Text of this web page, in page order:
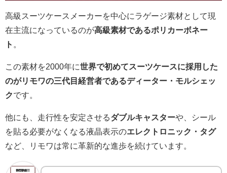
高級スーツケースメーカーを中心にラゲージ素材として現
在主流になっているのが高級素材であるポリカーボネー
ト
この素材を2000年に世界で初めてスーツケースに採用した
のがリモワの三代目経営者であるディーター・モルシェッ
クです。
他にも、走行性を安定させるダブルキャスターや、シール
を貼る必要がなくなる液晶表示のエレクトロニック・タグ
など、リモワは常に革新的な進歩を続けています。